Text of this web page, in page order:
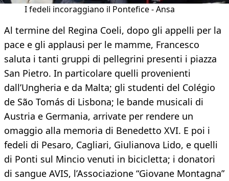
I fedeli incoraggiano il Pontefice - Ansa
Al termine del Regina Coeli, dopo gli appelli per la
pace e gli applausi per le mamme, Francesco
saluta i tanti gruppi di pellegrini presenti i piazza
San Pietro. In particolare quelli provenienti
dall’Ungheria e da Malta; gli studenti del Colégio
de São Tomás di Lisbona; le bande musicali di
Austria e Germania, arrivate per rendere un
omaggio alla memoria di Benedetto XVI. E poi i
fedeli di Pesaro, Cagliari, Giulianova Lido, e quelli
di Ponti sul Mincio venuti in bicicletta; i donatori
di sangue AVIS, l’Associazione “Giovane Montagna”